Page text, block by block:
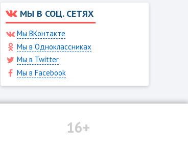
МЫ В СОЦ. СЕТЯХ
Мы ВКонтакте
Мы в Одноклассниках
Мы в Twitter
Мы в Facebook
16+